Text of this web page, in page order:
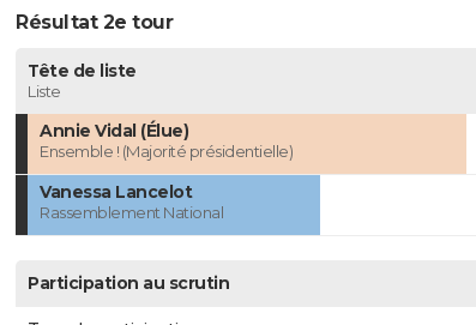
Résultat 2e tour
Tête de liste
Liste
Annie Vidal (Élue)
Ensemble ! (Majorité présidentielle)
Vanessa Lancelot
Rassemblement National
Participation au scrutin